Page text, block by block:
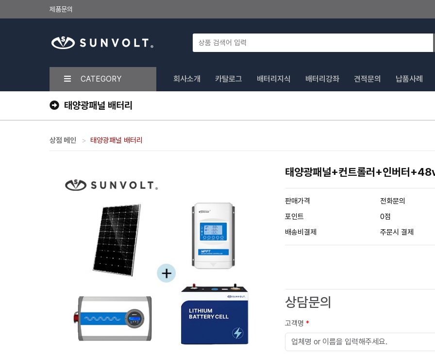
제품문의
CATEGORY 회사소개 카탈로그 배터리지식 배터리강좌 견적문의 납품사례
태양광패널 배터리
상점 메인 태양광패널 배터리
태양광패널+컨트롤러+인버터
판매가격
전화문의
포인트
0점
배송비결제
주문시 결제
상담문의
고객명 *